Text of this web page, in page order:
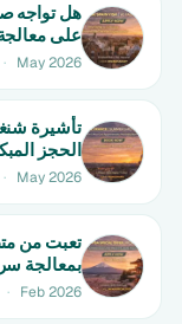
هل تواجه
الإمارات!· May 2026
تأشيرة
الحجز
· May 2026
تعبت من
بمعالجة
650 درهم
· Feb 2026